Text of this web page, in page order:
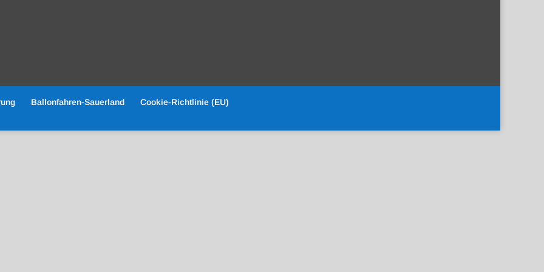
Ballonfahren-Sauerland Cookie-Richtlinie (EU)